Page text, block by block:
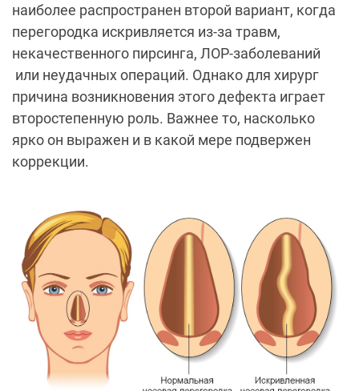
наиболее распространен второй вариант, когда
перегородка искривляется из-за травм,
некачественного пирсинга, ЛОР-заболеваний
или неудачных операций. Однако для хирург
причина возникновения этого дефекта играет
второстепенную роль. Важнее то, насколько
ярко он выражен и в какой мере подвержен
коррекции.